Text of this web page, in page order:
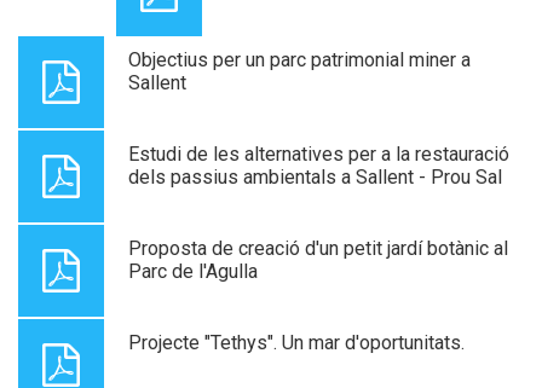
Objectius per un parc patrimonial miner a
Sallent
Estudi de les alternatives per a la restauració
dels passius ambientals a Sallent - Prou Sal
Proposta de creació d'un petit jardí botànic al
Parc de l'Agulla
Projecte "Tethys". Un mar d'oportunitats.